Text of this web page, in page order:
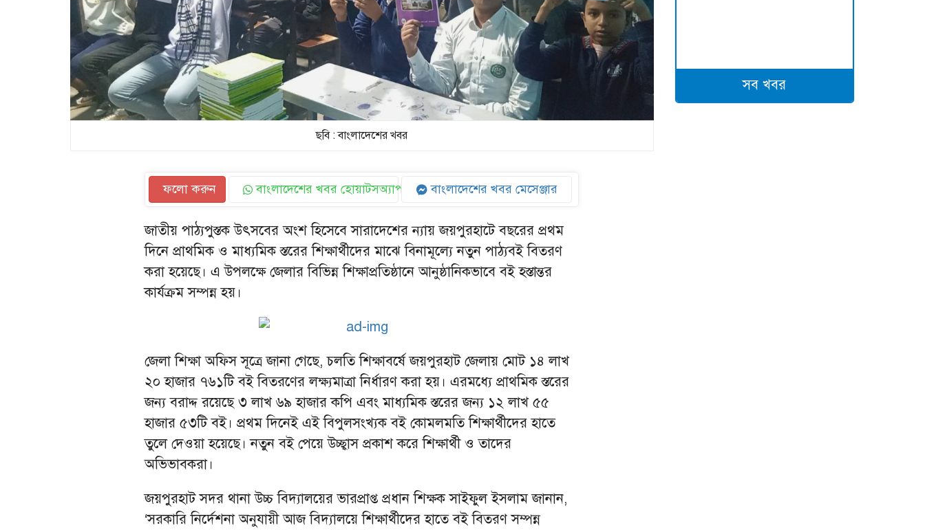
ছবি : বাংলাদেশের খবর
ফলো করুন বাংলাদেশের খবর হোয়াটসঅ্যাপ বাংলাদেশের খবর মেসেঞ্জার
জাতীয় পাঠ্যপুস্তক উৎসবের অংশ হিসেবে সারাদেশের ন্যায় জয়পুরহাটে বছরের প্রথম
দিনে প্রাথমিক ও মাধ্যমিক স্তরের শিক্ষার্থীদের মাঝে বিনামূল্যে নতুন পাঠ্যবই বিতরণ
করা হয়েছে। এ উপলক্ষে জেলার বিভিন্ন শিক্ষাপ্রতিষ্ঠানে আনুষ্ঠানিকভাবে বই হস্তান্তর
কার্যক্রম সম্পন্ন হয়।
জেলা শিক্ষা অফিস সূত্রে জানা গেছে, চলতি শিক্ষাবর্ষে জয়পুরহাট জেলায় মোট ১৪ লাখ
২০ হাজার ৭৬১টি বই বিতরণের লক্ষ্যমাত্রা নির্ধারণ করা হয়। এরমধ্যে প্রাথমিক স্তরের
জন্য বরাদ্দ রয়েছে ৩ লাখ ৬৯ হাজার কপি এবং মাধ্যমিক স্তরের জন্য ১২ লাখ ৫৫
হাজার ৫৩টি বই। প্রথম দিনেই এই বিপুলসংখ্যক বই কোমলমতি শিক্ষার্থীদের হাতে
তুলে দেওয়া হয়েছে। নতুন বই পেয়ে উচ্ছ্বাস প্রকাশ করে শিক্ষার্থী ও তাদের
অভিভাবকরা।
জয়পুরহাট সদর থানা উচ্চ বিদ্যালয়ের ভারপ্রাপ্ত প্রধান শিক্ষক সাইফুল ইসলাম জানান,
‘সরকারি নির্দেশনা অনুযায়ী আজ বিদ্যালয়ে শিক্ষার্থীদের হাতে বই বিতরণ সম্পন্ন
সব খবর